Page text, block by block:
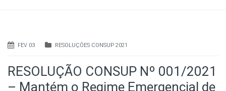
FEV 03 RESOLUÇÕES CONSUP 2021
RESOLUÇÃO CONSUP Nº 001/2021
– Mantém o Regime Emergencial de